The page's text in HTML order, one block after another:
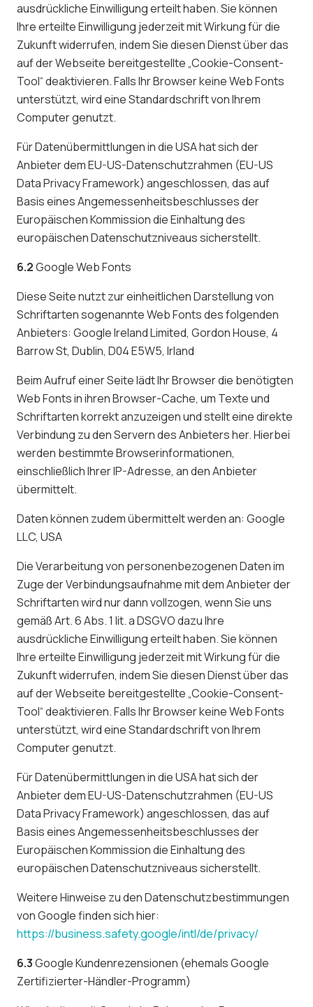
ausdrückliche Einwilligung erteilt haben. Sie können
Ihre erteilte Einwilligung jederzeit mit Wirkung für die
Zukunft widerrufen, indem Sie diesen Dienst über das
auf der Webseite bereitgestellte „Cookie-Consent-
Tool“ deaktivieren. Falls Ihr Browser keine Web Fonts
unterstützt, wird eine Standardschrift von Ihrem
Computer genutzt.
Für Datenübermittlungen in die USA hat sich der
Anbieter dem EU-US-Datenschutzrahmen (EU-US
Data Privacy Framework) angeschlossen, das auf
Basis eines Angemessenheitsbeschlusses der
Europäischen Kommission die Einhaltung des
europäischen Datenschutzniveaus sicherstellt.
6.2Google Web Fonts
Diese Seite nutzt zur einheitlichen Darstellung von
Schriftarten sogenannte Web Fonts des folgenden
Anbieters: Google Ireland Limited, Gordon House, 4
Barrow St, Dublin, D04 E5W5, Irland
Beim Aufruf einer Seite lädt Ihr Browser die benötigten
Web Fonts in ihren Browser-Cache, um Texte und
Schriftarten korrekt anzuzeigen und stellt eine direkte
Verbindung zu den Servern des Anbieters her. Hierbei
werden bestimmte Browserinformationen,
einschließlich Ihrer IP-Adresse, an den Anbieter
übermittelt.
Daten können zudem übermittelt werden an: Google
LLC, USA
Die Verarbeitung von personenbezogenen Daten im
Zuge der Verbindungsaufnahme mit dem Anbieter der
Schriftarten wird nur dann vollzogen, wenn Sie uns
gemäß Art. 6 Abs. 1 lit. a DSGVO dazu Ihre
ausdrückliche Einwilligung erteilt haben. Sie können
Ihre erteilte Einwilligung jederzeit mit Wirkung für die
Zukunft widerrufen, indem Sie diesen Dienst über das
auf der Webseite bereitgestellte „Cookie-Consent-
Tool“ deaktivieren. Falls Ihr Browser keine Web Fonts
unterstützt, wird eine Standardschrift von Ihrem
Computer genutzt.
Für Datenübermittlungen in die USA hat sich der
Anbieter dem EU-US-Datenschutzrahmen (EU-US
Data Privacy Framework) angeschlossen, das auf
Basis eines Angemessenheitsbeschlusses der
Europäischen Kommission die Einhaltung des
europäischen Datenschutzniveaus sicherstellt.
Weitere Hinweise zu den Datenschutzbestimmungen
von Google finden sich hier:
https://business.safety.google/intl/de/privacy/
6.3Google Kundenrezensionen (ehemals Google
Zertifizierter-Händler-Programm)